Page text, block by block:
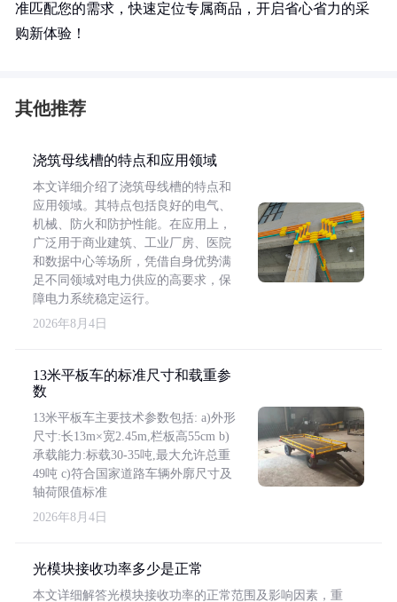
准匹配您的需求，快速定位专属商品，开启省心省力的采
购新体验！
其他推荐
浇筑母线槽的特点和应用领域
本文详细介绍了浇筑母线槽的特点和
应用领域。其特点包括良好的电气、
机械、防火和防护性能。在应用上，
广泛用于商业建筑、工业厂房、医院
和数据中心等场所，凭借自身优势满
足不同领域对电力供应的高要求，保
障电力系统稳定运行。
2026年8月4日
13米平板车的标准尺寸和载重参
数
13米平板车主要技术参数包括: a)外形
尺寸:长13m×宽2.45m,栏板高55cm b)
承载能力:标载30-35吨,最大允许总重
49吨 c)符合国家道路车辆外廓尺寸及
轴荷限值标准
2026年8月4日
光模块接收功率多少是正常
本文详细解答光模块接收功率的正常范围及影响因素，重